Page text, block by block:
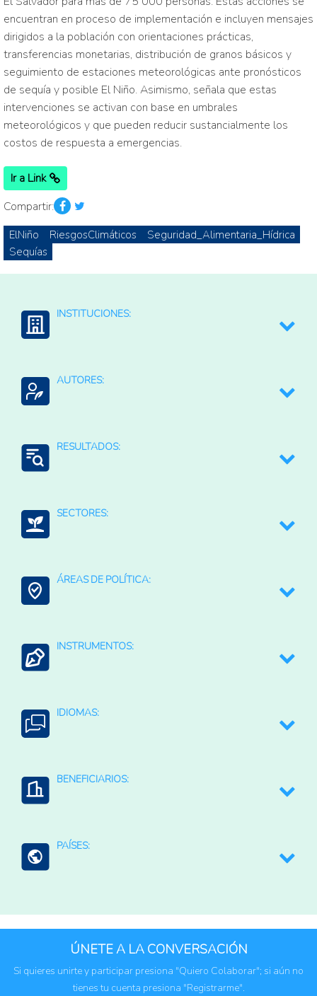
encuentran en proceso de implementación e incluyen mensajes
dirigidos a la población con orientaciones prácticas,
transferencias monetarias, distribución de granos básicos y
seguimiento de estaciones meteorológicas ante pronósticos
de sequía y posible El Niño. Asimismo, señala que estas
intervenciones se activan con base en umbrales
meteorológicos y que pueden reducir sustancialmente los
costos de respuesta a emergencias.
Ir a Link
Compartir:
ElNiño RiesgosClimáticos
Seguridad_Alimentaria_Hídrica
Sequías
INSTITUCIONES:
AUTORES:
RESULTADOS:
SECTORES:
Agroalimentario (total)
ÁREAS DE POLÍTICA:
Contexto Agroalimentario
INSTRUMENTOS:
Transferencias monetarias a consumidores o familias
IDIOMAS:
BENEFICIARIOS:
PAÍSES:
El Salvador
HondurasÚNETE A LA CONVERSACIÓN
Si quieres unirte y participar presiona "Quiero Colaborar"; si aún no
tienes tu cuenta presiona "Registrarme".